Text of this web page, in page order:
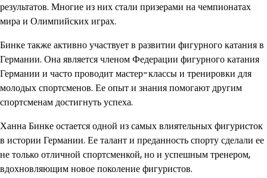
результатов. Многие из них стали призерами на чемпионатах
мира и Олимпийских играх.
Бинке также активно участвует в развитии фигурного катания в
Германии. Она является членом Федерации фигурного катания
Германии и часто проводит мастер-классы и тренировки для
молодых спортсменов. Ее опыт и знания помогают другим
спортсменам достигнуть успеха.
Ханна Бинке остается одной из самых влиятельных фигуристок
в истории Германии. Ее талант и преданность спорту сделали ее
не только отличной спортсменкой, но и успешным тренером,
вдохновляющим новое поколение фигуристов.